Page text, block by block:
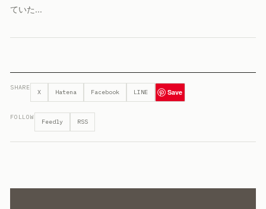
ていた...
SHARE
X Hatena Facebook LINE Save
FOLLOW
Feedly RSS